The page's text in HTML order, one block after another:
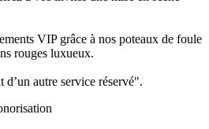
VIP grâce à nos poteaux de foule
rouges luxueux.
autre service réservé".